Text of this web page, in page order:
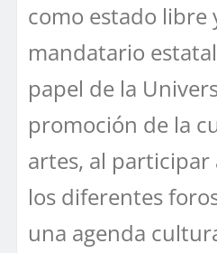
como estado libre
mandatario
papel de la
promoción de la
artes, al
los diferentes
una agenda